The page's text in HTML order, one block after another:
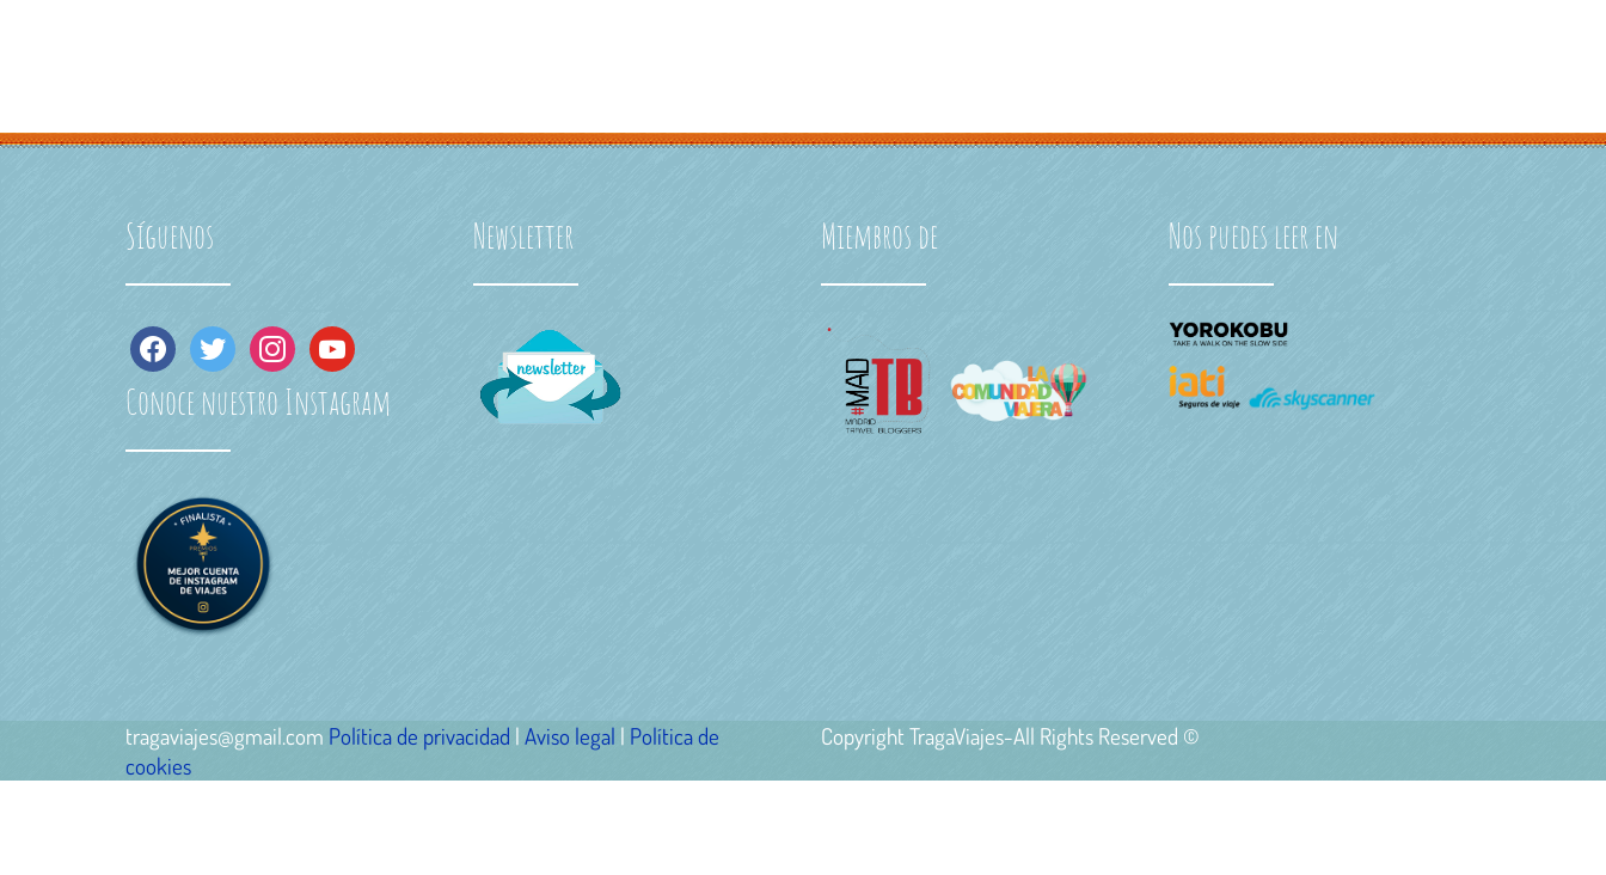
Síguenos
facebooktwitter instagramyoutube
Conoce nuestro Instagram
Newsletter Miembros de Nos puedes leer en
tragaviajes@gmail.com Política de privacidad | Aviso legal | Política de
cookies
Copyright TragaViajes-All Rights Reserved ©